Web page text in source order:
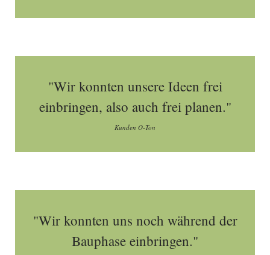
"Wir konnten unsere Ideen frei
einbringen, also auch frei planen."
Kunden O-Ton
"Wir konnten uns noch während der
Bauphase einbringen."